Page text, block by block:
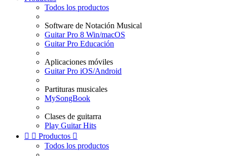
Todos los productos
Software de Notación Musical
Guitar Pro 8 Win/macOS
Guitar Pro Educación
Aplicaciones móviles
Guitar Pro iOS/Android
Partituras musicales
MySongBook
Clases de guitarra
Play Guitar Hits
  Productos 
Todos los productos